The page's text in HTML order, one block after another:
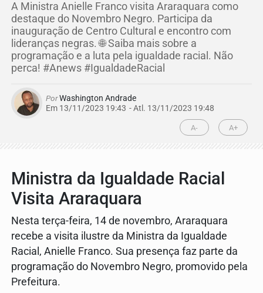
A Ministra Anielle Franco visita Araraquara como
destaque do Novembro Negro. Participa da
inauguração de Centro Cultural e encontro com
lideranças negras. 🌐 Saiba mais sobre a
programação e a luta pela igualdade racial. Não
perca! #Anews #IgualdadeRacial
PorWashington Andrade
Em 13/11/2023 19:43 - Atl. 13/11/2023 19:48
A- A+
Ministra da Igualdade Racial
Visita Araraquara
Nesta terça-feira, 14 de novembro, Araraquara
recebe a visita ilustre da Ministra da Igualdade
Racial, Anielle Franco. Sua presença faz parte da
programação do Novembro Negro, promovido pela
Prefeitura.